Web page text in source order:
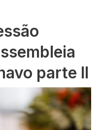
parte II